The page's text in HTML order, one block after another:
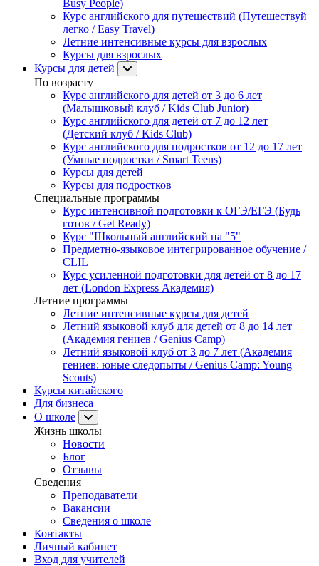
Busy People)
Курс английского для путешествий (Путешествуй
легко / Easy Travel)
Летние интенсивные курсы для взрослых
Курсы для взрослых
Курсы для детей
По возрасту
Курс английского для детей от 3 до 6 лет
(Малышковый клуб / Kids Club Junior)
Курс английского для детей от 7 до 12 лет
(Детский клуб / Kids Club)
Курс английского для подростков от 12 до 17 лет
(Умные подростки / Smart Teens)
Курсы для детей
Курсы для подростков
Специальные программы
Курс интенсивной подготовки к ОГЭ/ЕГЭ (Будь
готов / Get Ready)
Курс "Школьный английский на "5"
Предметно-языковое интегрированное обучение /
CLIL
Курс усиленной подготовки для детей от 8 до 17
лет (London Express Академия)
Летние программы
Летние интенсивные курсы для детей
Летний языковой клуб для детей от 8 до 14 лет
(Академия гениев / Genius Camp)
Летний языковой клуб от 3 до 7 лет (Академия
гениев: юные следопыты / Genius Camp: Young
Scouts)
Курсы китайского
Для бизнеса
О школе
Жизнь школы
Новости
Блог
Отзывы
Сведения
Преподаватели
Вакансии
Сведения о школе
Контакты
Личный кабинет
Вход для учителей